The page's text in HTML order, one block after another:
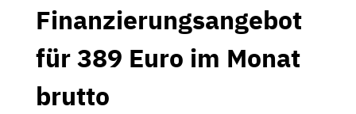
Finanzierungsangebot
für 389 Euro im Monat
brutto